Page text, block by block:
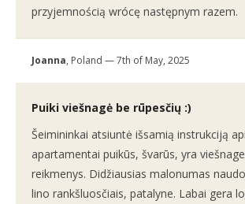
przyjemnością wrócę następnym razem.
Joanna, Poland — 7th of May, 2025
Puiki viešnagė be rūpesčių :)
Šeimininkai atsiuntė išsamią instrukciją
apartamentai puikūs, švarūs, yra
reikmenys. Didžiausias malonumas
lino rankšluosčiais, patalyne. Labai gera